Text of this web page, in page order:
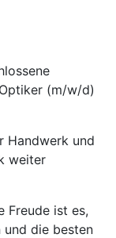
(m/w/d)
Handwerk und
weiter
Freude ist es,
und die besten